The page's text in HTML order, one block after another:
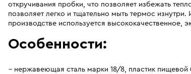
откручивания пробки, что позволяет избежать
позволяет легко и тщательно мыть термос
производстве используется высококачественное,
Особенности:
нержавеющая сталь марки 18/8, пластик пищевой